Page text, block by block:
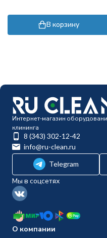
В корзину
Интернет-магазин
клининга
8 (343) 302-12-42
info@ru-clean.ru
Telegram
Мы в соцсетях
О компании